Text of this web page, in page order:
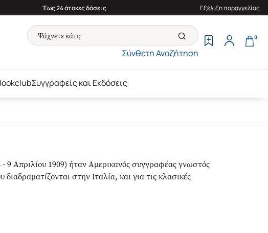
Έως 24 άτοκες δόσεις Εξέλιξη παραγγελίας
Σύνθετη Αναζήτηση
0
Συγγραφείς και Εκδόσεις
Απριλίου 1909) ήταν Αμερικανός συγγραφέας γνωστός
στην Ιταλία, και για τις κλασικές